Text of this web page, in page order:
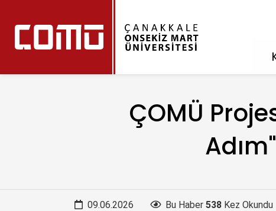
ÇOMÜ
09.06.2026 Bu Haber 538 Kez Okundu